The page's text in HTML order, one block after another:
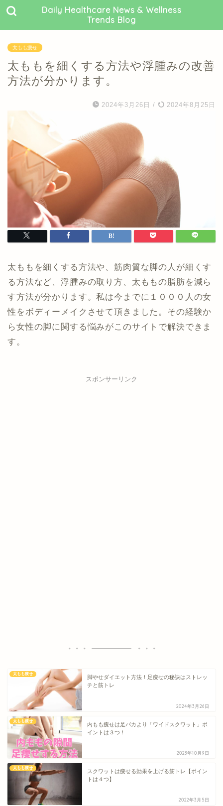
Daily Healthcare News & Wellness
Trends Blog
太もも痩せ
太ももを細くする方法や浮腫みの改善
方法が分かります。
2024年3月26日 / 2024年8月25日
太ももを細くする方法や、筋肉質な脚の人が細くす
る方法など、浮腫みの取り方、太ももの脂肪を減ら
す方法が分かります。私は今までに１０００人の女
性をボディーメイクさせて頂きました。その経験か
ら女性の脚に関する悩みがこのサイトで解決できま
す。
スポンサーリンク
太もも痩せ
脚やせダイエット方法！足痩せの秘訣はストレッ
チと筋トレ
2024年3月26日
太もも痩せ
内もも痩せは足パカより「ワイドスクワット」ポ
イントは３つ！
2023年10月9日
太もも痩せ
スクワットは痩せる効果を上げる筋トレ【ポイン
トは４つ】
2022年3月5日